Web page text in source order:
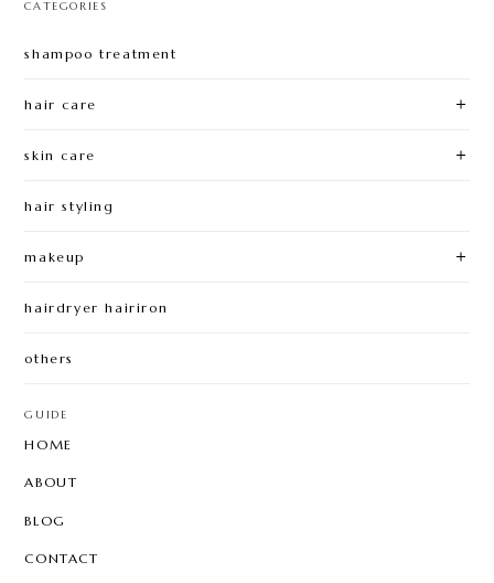
CATEGORIES
shampoo treatment
hair care
skin care
hair styling
makeup
hairdryer hairiron
others
GUIDE
HOME
ABOUT
BLOG
CONTACT